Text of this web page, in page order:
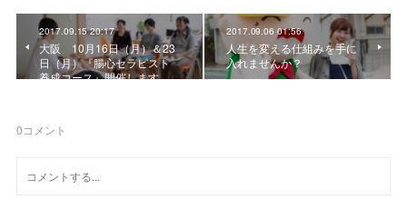
2017.09.15 20:17
大阪 10月16日（月）＆23
日（月）『腸心セラピスト
養成コース』開催します
2017.09.06 01:56
人生を変える仕組みを手に
入れませんか？
0コメント